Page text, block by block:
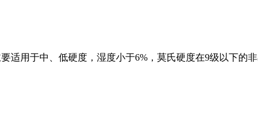
适用于中、低硬度，湿度小于6%，莫氏硬度在9级以下的